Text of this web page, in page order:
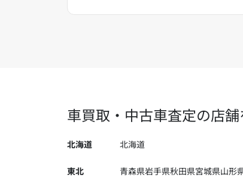
車買取・中古車査定の店
北海道 北海道
東北 青森県岩手県秋田県宮城県山形